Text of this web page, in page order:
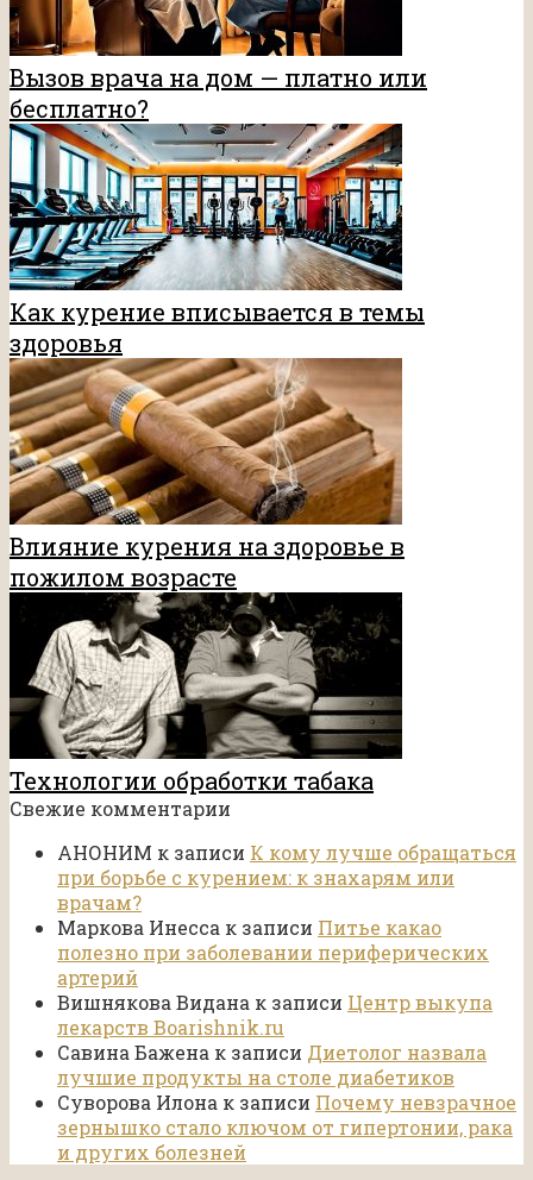
Вызов врача на дом — платно или
бесплатно?
Как курение вписывается в темы
здоровья
Влияние курения на здоровье в
пожилом возрасте
Технологии обработки табака
Свежие комментарии
АНОНИМ к записи К кому лучше обращаться
при борьбе с курением: к знахарям или
врачам?
Маркова Инесса к записи Питье какао
полезно при заболевании периферических
артерий
Вишнякова Видана к записи Центр выкупа
лекарств Boarishnik.ru
Савина Бажена к записи Диетолог назвала
лучшие продукты на столе диабетиков
Суворова Илона к записи Почему невзрачное
зернышко стало ключом от гипертонии, рака
и других болезней